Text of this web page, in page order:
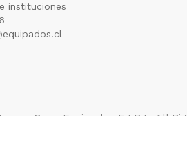
instituciones
Imp. y Com. Equipados E.I.R.L . All